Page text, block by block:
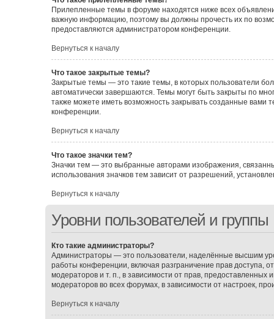
Прилепленные темы в форуме находятся ниже всех
важную информацию, поэтому вы должны прочесть их по
предоставляются администратором конференции.
Вернуться к началу
Что такое закрытые темы?
Закрытые темы — это такие темы, в которых пользователи
автоматически завершаются. Темы могут быть закрыты по
также можете иметь возможность закрывать созданные вами
конференции.
Вернуться к началу
Что такое значки тем?
Значки тем — это выбранные авторами изображения,
использования значков тем зависит от разрешений,
Вернуться к началу
Уровни пользователей и группы
Кто такие администраторы?
Администраторы — это пользователи, наделённые высшим
работы конференции, включая разграничение прав доступа,
модераторов и т. п., в зависимости от прав,
модераторов во всех форумах, в зависимости от настроек,
Вернуться к началу